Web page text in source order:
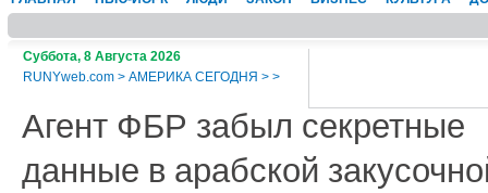
Суббота, 8 Августа 2026
RUNYweb.com > АМЕРИКА СЕГОДНЯ > >
Агент ФБР забыл секретные
данные в арабской